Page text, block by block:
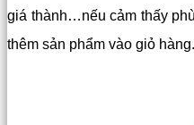
giá thành…nếu cảm thấy
thêm sản phẩm vào giỏ hàng.